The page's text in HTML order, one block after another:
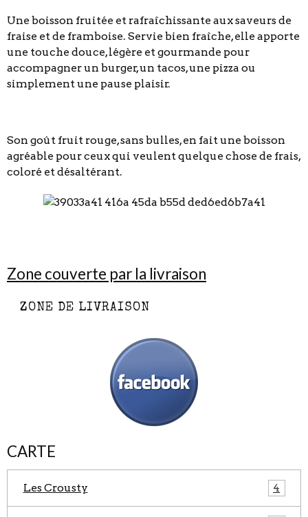
Une boisson fruitée et rafraîchissante aux saveurs de
fraise et de framboise. Servie bien fraîche, elle apporte
une touche douce, légère et gourmande pour
accompagner un burger, un tacos, une pizza ou
simplement une pause plaisir.
Son goût fruit rouge, sans bulles, en fait une boisson
agréable pour ceux qui veulent quelque chose de frais,
coloré et désaltérant.
Zone couverte par la livraison
ZONE DE LIVRAISON
CARTE
Les Crousty 4